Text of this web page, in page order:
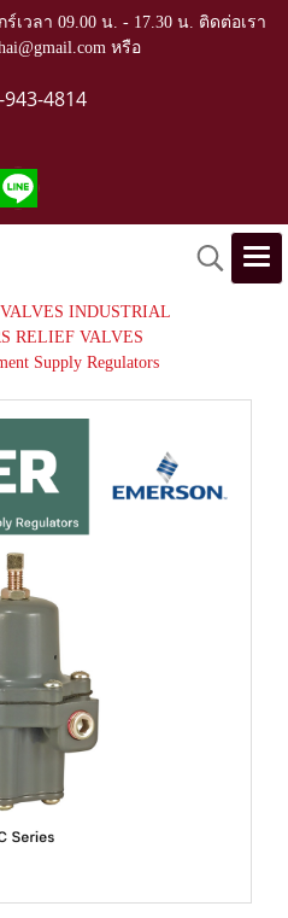
วลา 09.00 น. - 17.30 น. ติดต่อเรา
หรือ
943-4814
VALVES INDUSTRIAL
RELIEF VALVES
Supply Regulators